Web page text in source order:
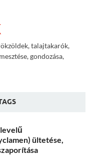
talajtakarók,
gondozása,
ültetése,